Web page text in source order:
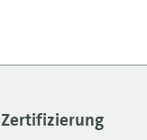
Zertifizierung